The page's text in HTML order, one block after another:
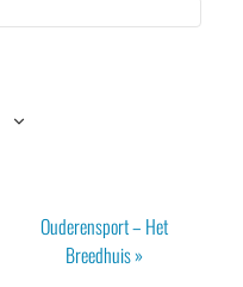
Ouderensport – Het
Breedhuis»